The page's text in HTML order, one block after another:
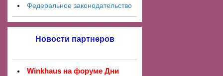
Федеральное законодательство
Новости партнеров
Winkhaus на форуме Дни